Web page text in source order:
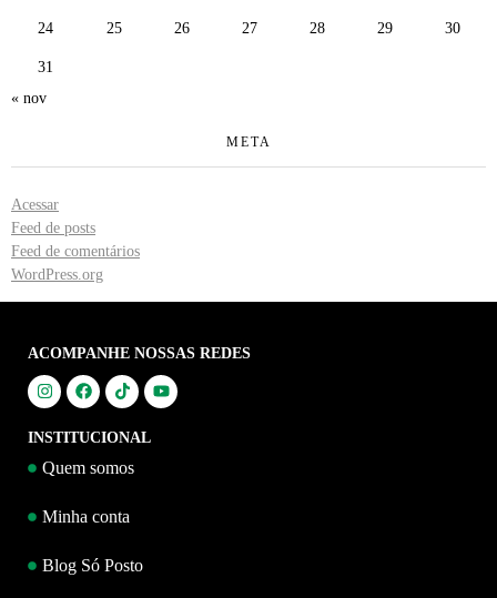
24 25 26 27 28 29 30
31
« nov
META
Acessar
Feed de posts
Feed de comentários
WordPress.org
ACOMPANHE NOSSAS REDES
INSTITUCIONAL
Quem somos
Minha conta
Blog Só Posto